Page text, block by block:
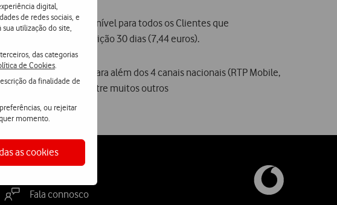
digital,
de redes sociais, e
utilização do site,
das categorias
de Cookies
da finalidade de
ou rejeitar
momento.
as cookies
encontrando-se disponível para todos os Clientes que
(1,97 euros) ou subscrição 30 dias (7,44 euros).
onde se destacam, para além dos 4 canais nacionais (RTP Mobile,
CNN, História entre muitos outros
Fala connosco